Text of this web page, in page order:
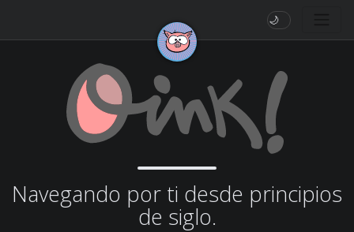
🌙
Navegando por ti desde principios
de siglo.